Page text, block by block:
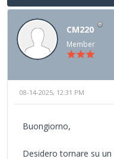
CM220
Member
08-14-2025, 12:31 PM
Buongiorno,
Desidero tornare su